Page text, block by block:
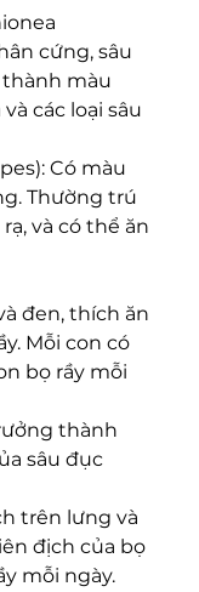
cứng, sâu
màu
các loại sâu
Có màu
Thường trú
và có thể ăn
đen, thích ăn
Mỗi con có
bọ rầy mỗi
thành
sâu đục
trên lưng và
địch của bọ
mỗi ngày.